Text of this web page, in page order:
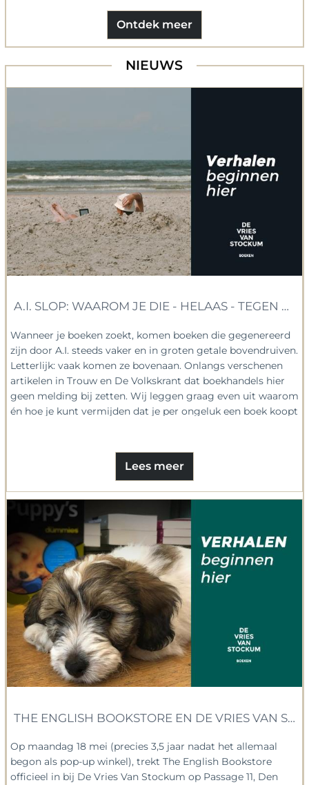
Ontdek meer
NIEUWS
A.I. SLOP: WAAROM JE DIE - HELAAS - TEGEN
Wanneer je boeken zoekt, komen boeken die gegenereerd
zijn door A.I. steeds vaker en in groten getale bovendruiven.
Letterlijk: vaak komen ze bovenaan. Onlangs verschenen
artikelen in Trouw en De Volkskrant dat boekhandels hier
geen melding bij zetten. Wij leggen graag even uit waarom
én hoe je kunt vermijden dat je per ongeluk een boek koopt
Lees meer
THE ENGLISH BOOKSTORE EN DE VRIES VAN
Op maandag 18 mei (precies 3,5 jaar nadat het allemaal
begon als pop-up winkel), trekt The English Bookstore
officieel in bij De Vries Van Stockum op Passage 11, Den